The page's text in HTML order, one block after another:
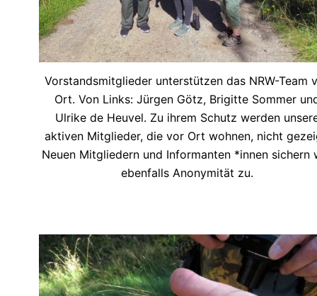
Vorstandsmitglieder unterstützen das NRW-Team
Ort. Von Links: Jürgen Götz, Brigitte Sommer
Ulrike de Heuvel. Zu ihrem Schutz werden
aktiven Mitglieder, die vor Ort wohnen, nicht
Neuen Mitgliedern und Informanten *innen sichern
ebenfalls Anonymität zu.